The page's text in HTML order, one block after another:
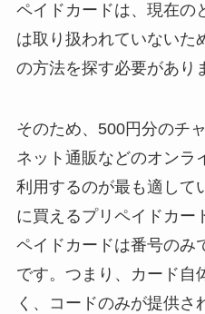
ペイドカードは、現在の
は取り扱われていないた
の方法を探す必要があり
そのため、500円分のチ
ネット通販などのオンラ
利用するのが最も適して
に買えるプリペイドカー
ペイドカードは番号のみ
です。つまり、カード自
く、コードのみが提供さ